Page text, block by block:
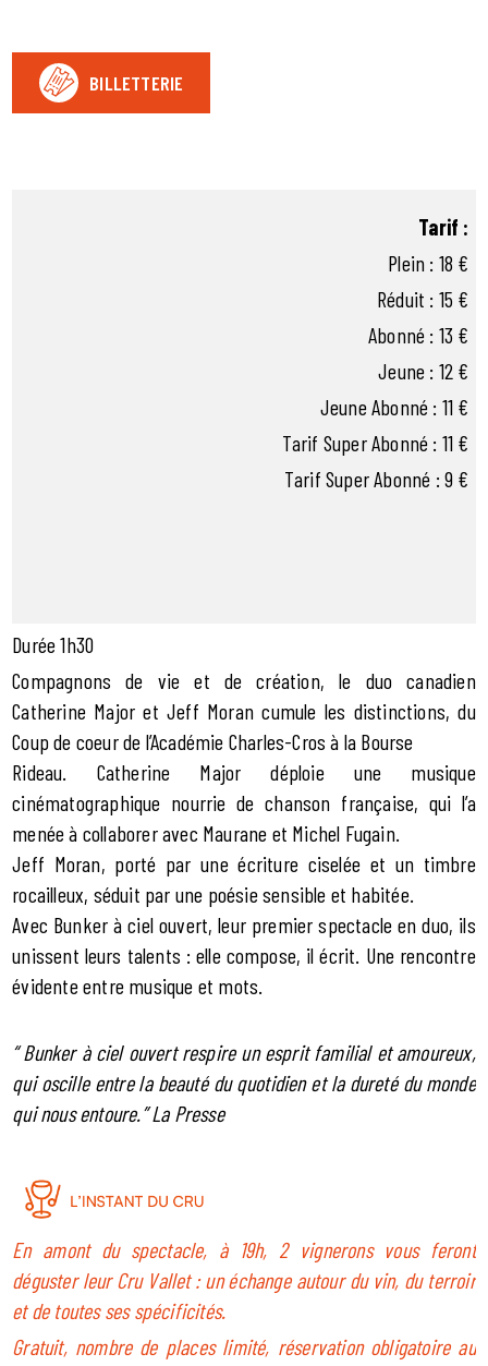
BILLETTERIE
Tarif :
Plein : 18 €
Réduit : 15 €
Abonné : 13 €
Jeune : 12 €
Jeune Abonné : 11 €
Tarif Super Abonné : 11 €
Tarif Super Abonné : 9 €
Durée 1h30
Compagnons de vie et de création, le duo canadien
Catherine Major et Jeff Moran cumule les distinctions, du
Coup de coeur de l’Académie Charles-Cros à la Bourse
Rideau. Catherine Major déploie une musique
cinématographique nourrie de chanson française, qui l’a
menée à collaborer avec Maurane et Michel Fugain.
Jeff Moran, porté par une écriture ciselée et un timbre
rocailleux, séduit par une poésie sensible et habitée.
Avec Bunker à ciel ouvert, leur premier spectacle en duo, ils
unissent leurs talents : elle compose, il écrit. Une rencontre
évidente entre musique et mots.
“ Bunker à ciel ouvert respire un esprit familial et amoureux,
qui oscille entre la beauté du quotidien et la dureté du monde
qui nous entoure.” La Presse
En amont du spectacle, à 19h, 2 vignerons vous feront
déguster leur Cru Vallet : un échange autour du vin, du terroir
et de toutes ses spécificités.
Gratuit, nombre de places limité, réservation obligatoire au